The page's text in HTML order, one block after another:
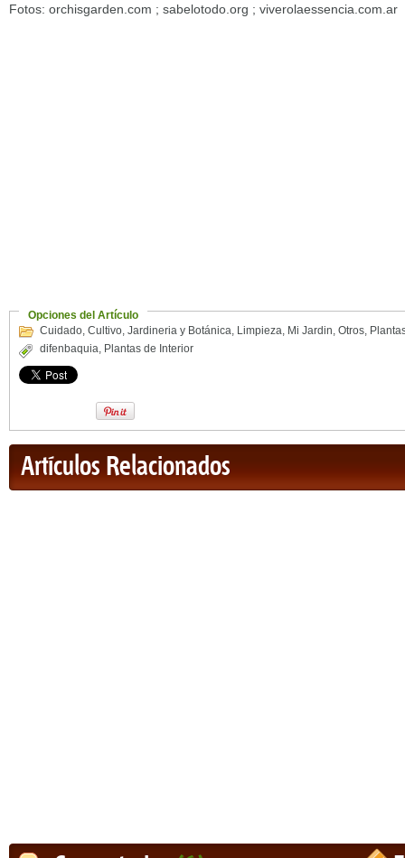
Fotos: orchisgarden.com ; sabelotodo.org ; viverolaessencia.com.ar
Opciones del Artículo
Cuidado, Cultivo, Jardineria y Botánica, Limpieza, Mi Jardin, Otros,
difenbaquia, Plantas de Interior
Artículos Relacionados